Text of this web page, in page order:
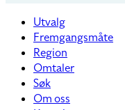
Utvalg
Fremgangsmåte
Region
Omtaler
Søk
Om oss